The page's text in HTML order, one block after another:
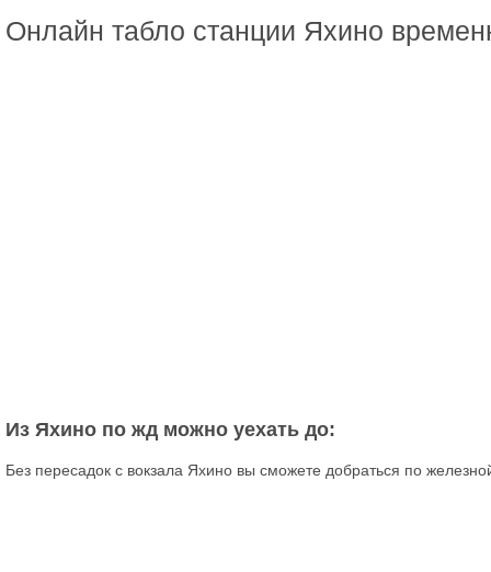
Онлайн табло станции Яхино
Из Яхино по жд можно уехать до:
Без пересадок с вокзала Яхино вы сможете добраться по